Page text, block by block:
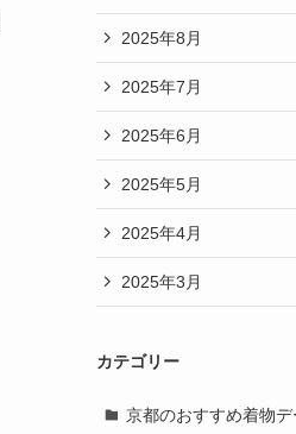
2025年8月
2025年7月
2025年6月
2025年5月
2025年4月
2025年3月
カテゴリー
京都のおすすめ着物デ